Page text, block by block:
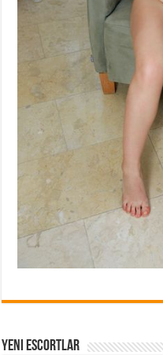
Yeni Escortlar